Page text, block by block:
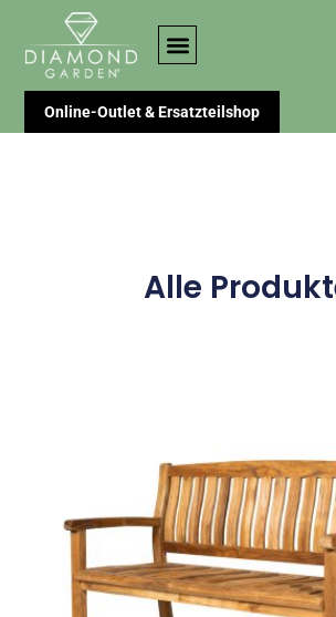
Online-Outlet & Ersatzteilshop
Alle